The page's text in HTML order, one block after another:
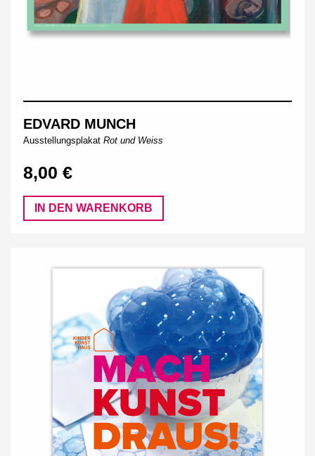
EDVARD MUNCH
Ausstellungsplakat Rot und Weiss
8,00 €
IN DEN WARENKORB